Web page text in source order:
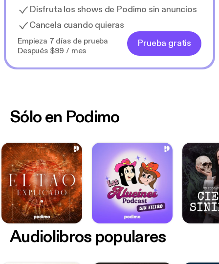
Disfruta los shows de Podimo sin anuncios
Cancela cuando quieras
Empieza 7 días de prueba
Después $99 / mes
Prueba gratis
Sólo en Podimo
Audiolibros populares